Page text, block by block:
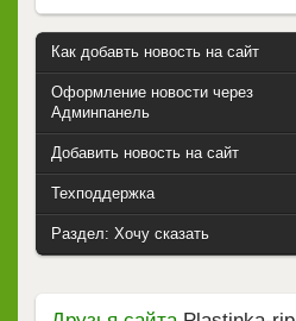
Как добавть новость на сайт
Оформление новости через
Админпанель
Добавить новость на сайт
Техподдержка
Раздел: Хочу сказать